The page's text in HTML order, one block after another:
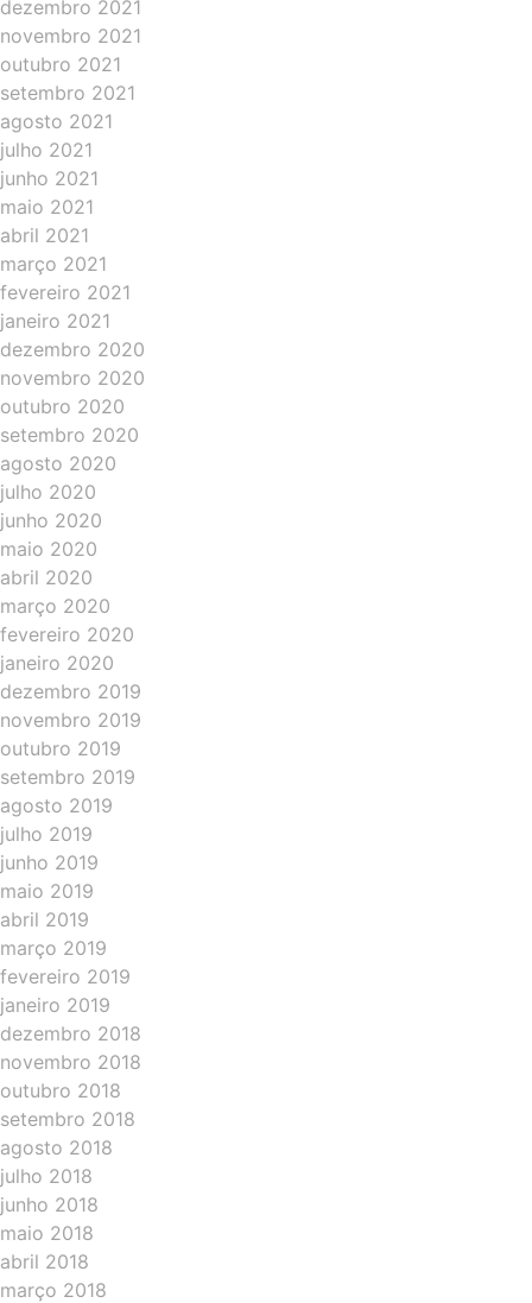
dezembro 2021
novembro 2021
outubro 2021
setembro 2021
agosto 2021
julho 2021
junho 2021
maio 2021
abril 2021
março 2021
fevereiro 2021
janeiro 2021
dezembro 2020
novembro 2020
outubro 2020
setembro 2020
agosto 2020
julho 2020
junho 2020
maio 2020
abril 2020
março 2020
fevereiro 2020
janeiro 2020
dezembro 2019
novembro 2019
outubro 2019
setembro 2019
agosto 2019
julho 2019
junho 2019
maio 2019
abril 2019
março 2019
fevereiro 2019
janeiro 2019
dezembro 2018
novembro 2018
outubro 2018
setembro 2018
agosto 2018
julho 2018
junho 2018
maio 2018
abril 2018
março 2018